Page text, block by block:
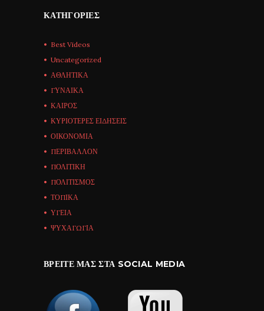
ΚΑΤΗΓΟΡΊΕΣ
Best Videos
Uncategorized
ΑΘΛΗΤΙΚΑ
ΓΥΝΑΙΚΑ
ΚΑΙΡΟΣ
ΚΥΡΙΟΤΕΡΕΣ ΕΙΔΗΣΕΙΣ
ΟΙΚΟΝΟΜΙΑ
ΠΕΡΙΒΑΛΛΟΝ
ΠΟΛΙΤΙΚΗ
ΠΟΛΙΤΙΣΜΟΣ
ΤΟΠΙΚΑ
ΥΓΕΙΑ
ΨΥΧΑΓΩΓΙΑ
ΒΡΕΊΤΕ ΜΑΣ ΣΤΑ SOCIAL MEDIA